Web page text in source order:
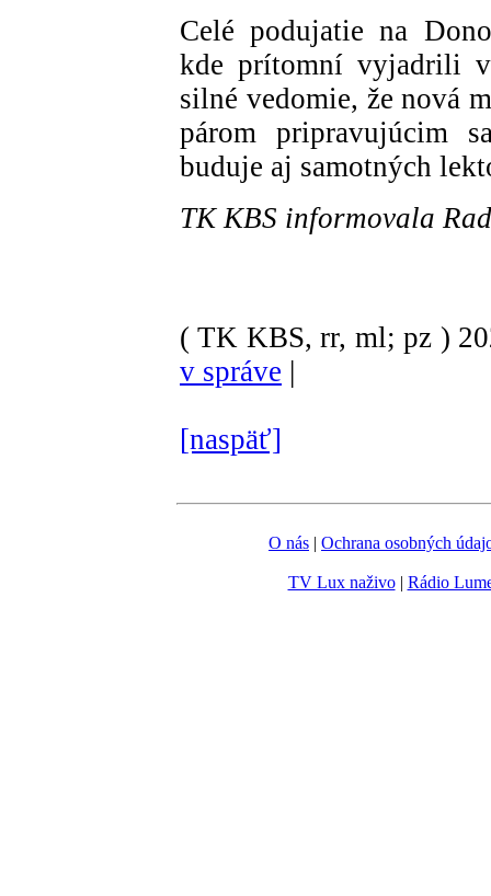
Celé podujatie na
kde prítomní vyjadrili
silné vedomie, že nová
párom pripravujúcim
buduje aj samotných
TK KBS informovala
( TK KBS, rr, ml; pz )
v správe |
[naspäť]
O nás | Ochrana osobných
TV Lux naživo| Rádio